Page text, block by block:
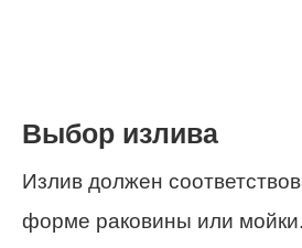
Выбор излива
Излив должен
форме раковины или